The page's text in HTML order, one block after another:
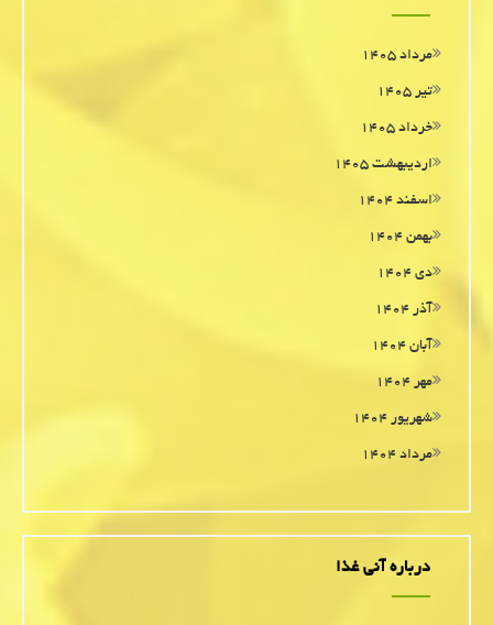
مرداد ۱۴۰۵
تیر ۱۴۰۵
خرداد ۱۴۰۵
اردیبهشت ۱۴۰۵
اسفند ۱۴۰۴
بهمن ۱۴۰۴
دی ۱۴۰۴
آذر ۱۴۰۴
آبان ۱۴۰۴
مهر ۱۴۰۴
شهریور ۱۴۰۴
مرداد ۱۴۰۴
درباره آنی غذا